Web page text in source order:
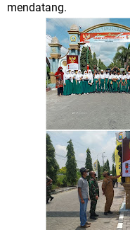
Qurban dari Bupati & Kepala
DPC PDI Perjuangan
Kurban untuk Ratusan Warga
Ponpes Himmatul
Keluarga Besar dr. Titin
RT 03 RW 01 Patra Raya
Bersolek, Siap Meriahkan
mendatang.